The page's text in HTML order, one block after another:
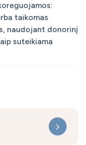
taikomas
naudojant donorinį
suteikiama